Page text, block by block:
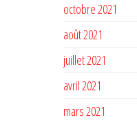
octobre 2021
août 2021
juillet 2021
avril 2021
mars 2021